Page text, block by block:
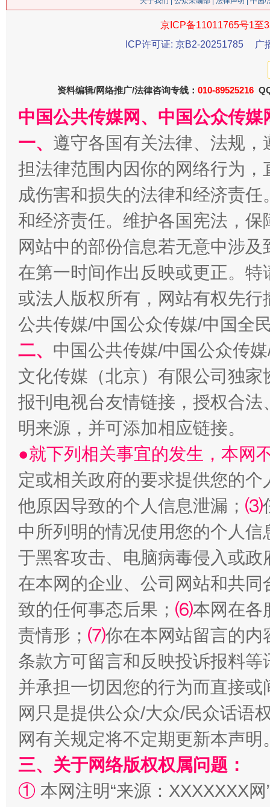
习近平的博鳌关键词
魏明
“刷贴”乱象丛生
揭批美国五大"原罪" "炒
解纷+调解+退费，一次搞定
站台名比不上好声名
京ICP备11011765号1至
ICP许可证: 京B2-20251785
广
资料编辑/网络推广/法律咨询专线： 010-89525216
中国公共传媒网、中国公众传
一、 遵守各国有关法律、法规
担法律范围内因你的网络行为
成伤害和损失的法律和经济责
和经济责任。维护各国宪法，
网站中的部份信息若无意中涉
在第一时间作出反映或更正。
或法人版权所有，网站有权先
公共传媒/中国公众传媒/中国全
二、 中国公共传媒/中国公众传
文化传媒（北京）有限公司独
报刊电视台友情链接，授权合
明来源，并可添加相应链接。
●就下列相关事宜的发生，本网
定或相关政府的要求提供您的个
他原因导致的个人信息泄漏； ⑶
中所列明的情况使用您的个人
于黑客攻击、电脑病毒侵入或
在本网的企业、公司网站和共
致的任何事态后果； ⑹本网在各
责情形； ⑺你在本网站留言的内
条款方可留言和反映投诉报料
并承担一切因您的行为而直接
网只是提供公众/大众/民众话语
网有关规定将不定期更新本声明
三、关于网络版权权属问题：
① 本网注明“来源：XXXXXXX